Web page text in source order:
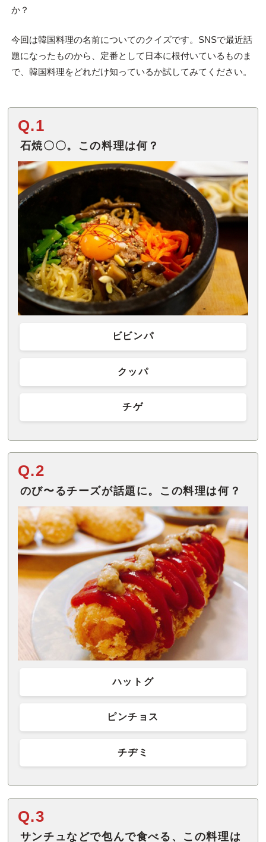
か？
今回は韓国料理の名前についてのクイズです。SNSで最近話
題になったものから、定番として日本に根付いているものま
で、韓国料理をどれだけ知っているか試してみてください。
Q.1
石焼〇〇。この料理は何？
ビビンパ
クッパ
チゲ
Q.2
のび〜るチーズが話題に。この料理は何？
ハットグ
ピンチョス
チヂミ
Q.3
サンチュなどで包んで食べる、この料理は